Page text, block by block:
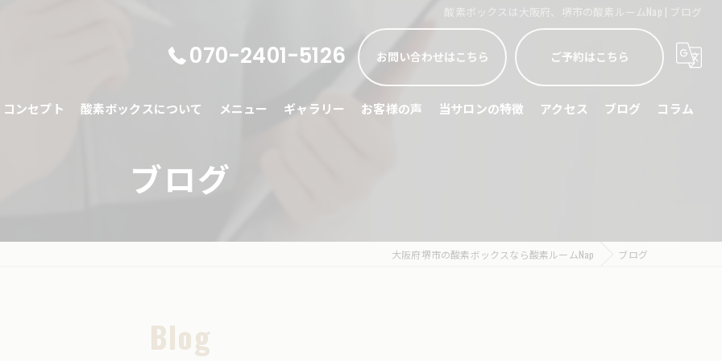
酸素ボックスは大阪府、堺市の酸素ルームNap | ブログ
070-2401-5126 お問い合わせはこちら ご予約はこちら
コンセプト 酸素ボックスについて メニュー ギャラリー お客様の声 当サロンの特徴
眼精疲労
アクセス ブログ コラム
ブログ
大阪府堺市の酸素ボックスなら酸素ルームNap ブログ
Blog